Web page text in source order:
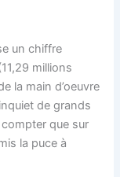
un chiffre
millions
la main d’oeuvre
de grands
que sur
la puce à